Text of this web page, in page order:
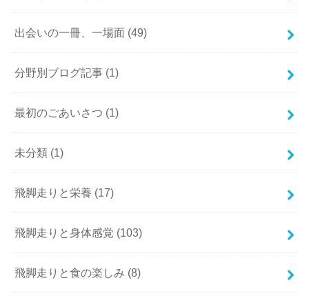
出会いの一冊、一場面 (49)
分野別ブログ記事 (1)
最初のごあいさつ (1)
未分類 (1)
飛脚走りと栄養 (17)
飛脚走りと身体感覚 (103)
飛脚走りと食の楽しみ (8)